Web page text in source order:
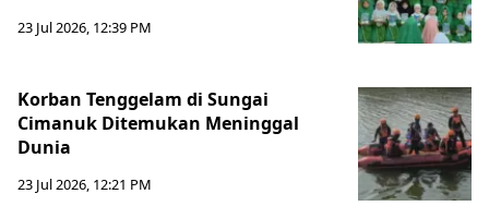
23 Jul 2026, 12:39 PM
Korban Tenggelam di Sungai
Cimanuk Ditemukan Meninggal
Dunia
23 Jul 2026, 12:21 PM